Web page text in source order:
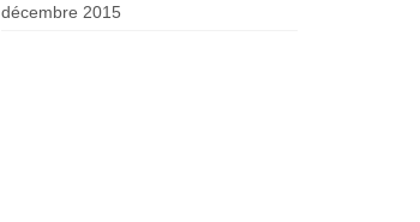
décembre 2015